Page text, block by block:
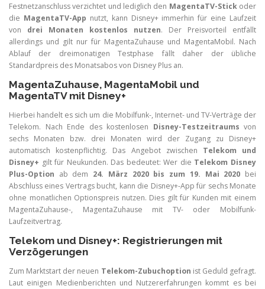
Festnetzanschluss verzichtet und lediglich den MagentaTV-Stickoder
die MagentaTV-App nutzt, kann Disney+ immerhin für eine Laufzeit
von drei Monaten kostenlos nutzen. Der Preisvorteil entfällt
allerdings und gilt nur für MagentaZuhause und MagentaMobil. Nach
Ablauf der dreimonatigen Testphase fällt daher der übliche
Standardpreis des Monatsabos von Disney Plus an.
MagentaZuhause, MagentaMobil und
MagentaTV mit Disney+
Hierbei handelt es sich um die Mobilfunk-, Internet- und TV-Verträge der
Telekom. Nach Ende des kostenlosen Disney-Testzeitraums von
sechs Monaten bzw. drei Monaten wird der Zugang zu Disney+
automatisch kostenpflichtig. Das Angebot zwischen Telekom und
Disney+ gilt für Neukunden. Das bedeutet: Wer die Telekom Disney
Plus-Option ab dem 24. März 2020 bis zum 19. Mai 2020 bei
Abschluss eines Vertrags bucht, kann die Disney+-App für sechs Monate
ohne monatlichen Optionspreis nutzen. Dies gilt für Kunden mit einem
MagentaZuhause-, MagentaZuhause mit TV- oder Mobilfunk-
Laufzeitvertrag.
Telekom und Disney+: Registrierungen mit
Verzögerungen
Zum Marktstart der neuen Telekom-Zubuchoption ist Geduld gefragt.
Laut einigen Medienberichten und Nutzererfahrungen kommt es bei